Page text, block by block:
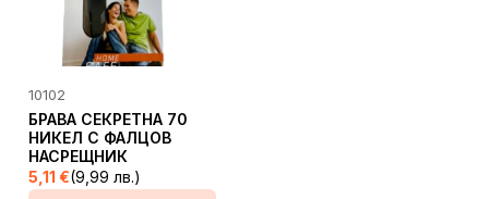
10102
БРАВА СЕКРЕТНА 70
НИКЕЛ С ФАЛЦОВ
НАСРЕЩНИК
5,11 €(9,99 лв.)